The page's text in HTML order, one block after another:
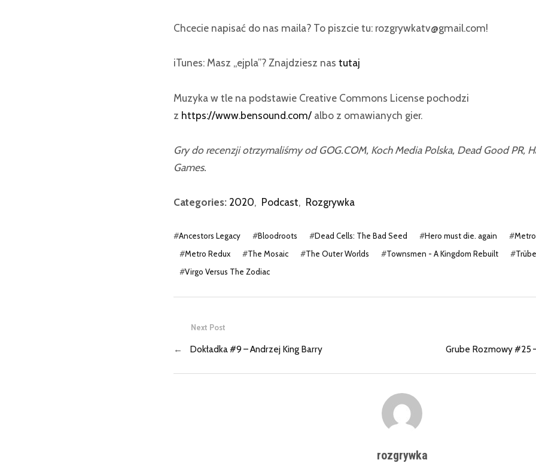
Chcecie napisać do nas maila? To piszcie tu: rozgrywkatv@gmail.com!
iTunes: Masz „ejpla”? Znajdziesz nas tutaj
Muzyka w tle na podstawie Creative Commons License pochodzi
z https://www.bensound.com/ albo z omawianych gier.
Gry do recenzji otrzymaliśmy od GOG.COM, Koch Media Polska, Dead Good PR,
Games.
Categories: 2020, Podcast, Rozgrywka
#Ancestors Legacy #Bloodroots #Dead Cells: The Bad Seed #Hero must die. again #Metro
#Metro Redux #The Mosaic #The Outer Worlds #Townsmen - A Kingdom Rebuilt #
#Virgo Versus The Zodiac
Grube Rozmowy #25
Next Post
← Dokładka #9 – Andrzej King Barry
rozgrywka